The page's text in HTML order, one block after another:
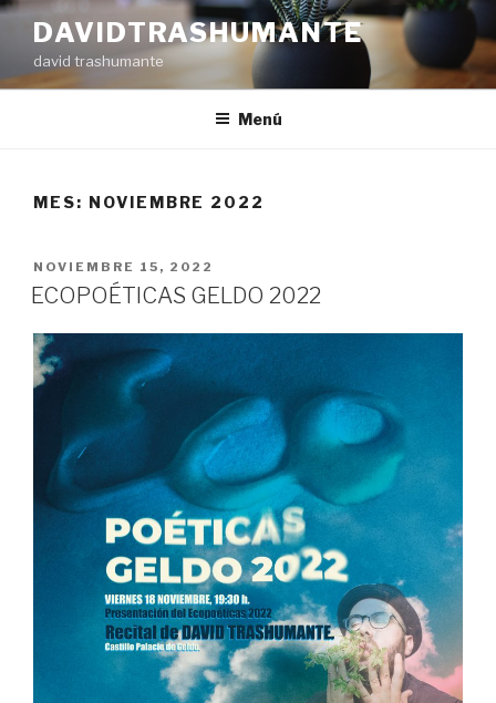
Ir
contenido
DAVIDTRASHUMANTE
david trashumante
Menú
MES: NOVIEMBRE 2022
PUBLICADO
EN
NOVIEMBRE 15, 2022
ECOPOÉTICAS GELDO 2022